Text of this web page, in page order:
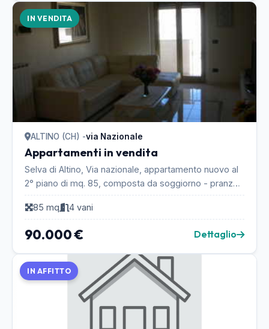
IN VENDITA
ALTINO (CH) -via Nazionale
Appartamenti in vendita
Selva di Altino, Via nazionale, appartamento nuovo al
2° piano di mq. 85, composta da soggiorno - pranzo,
un ripostiglio, una camera matrimoniale, sec...
85 mq
4 vani
90.000 € Dettaglio
IN AFFITTO